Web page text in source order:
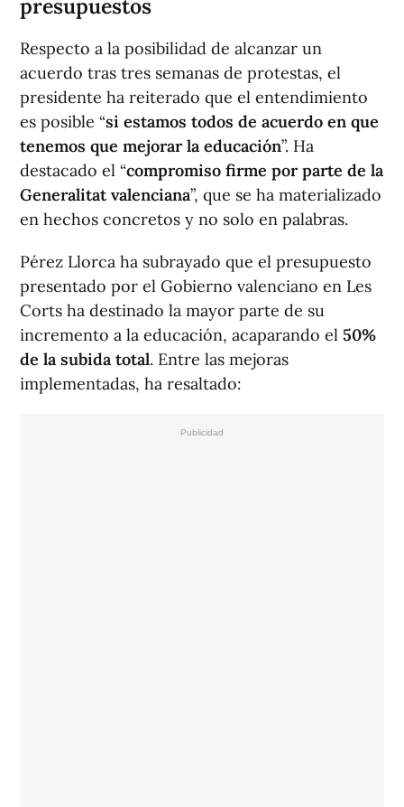
presupuestos
Respecto a la posibilidad de alcanzar un
acuerdo tras tres semanas de protestas, el
presidente ha reiterado que el entendimiento
es posible “si estamos todos de acuerdo en que
tenemos que mejorar la educación”. Ha
destacado el “compromiso firme por parte de la
Generalitat valenciana”, que se ha materializado
en hechos concretos y no solo en palabras.
Pérez Llorca ha subrayado que el presupuesto
presentado por el Gobierno valenciano en Les
Corts ha destinado la mayor parte de su
incremento a la educación, acaparando el 50%
de la subida total. Entre las mejoras
implementadas, ha resaltado: